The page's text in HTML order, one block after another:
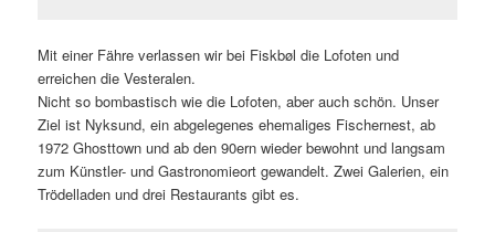
Mit einer Fähre verlassen wir bei Fiskbøl die Lofoten und
erreichen die Vesteralen.
Nicht so bombastisch wie die Lofoten, aber auch schön. Unser
Ziel ist Nyksund, ein abgelegenes ehemaliges Fischernest, ab
1972 Ghosttown und ab den 90ern wieder bewohnt und langsam
zum Künstler- und Gastronomieort gewandelt. Zwei Galerien, ein
Trödelladen und drei Restaurants gibt es.